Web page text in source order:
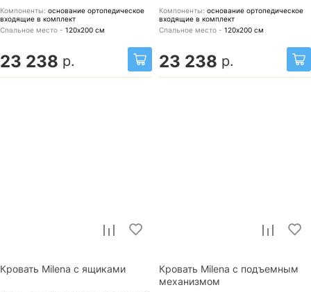
Компоненты: основание ортопедическое
входящие в комплект
Спальное место - 120х200 см
23 238 р.
Компоненты: основание ортопедическое
входящие в комплект
Спальное место - 120х200 см
23 238 р.
Кровать Milena с ящиками
Кровать Milena с подъемным
механизмом